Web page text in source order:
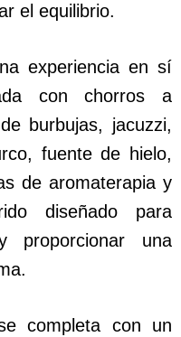
el equilibrio.
experiencia en sí
con chorros a
burbujas, jacuzzi,
fuente de hielo,
de aromaterapia y
diseñado para
proporcionar una
completa con un